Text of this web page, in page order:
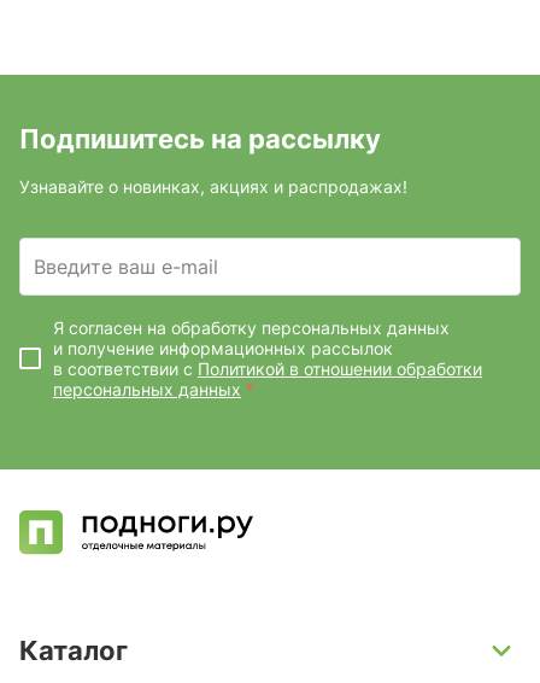
Подпишитесь на рассылку
Узнавайте о новинках, акциях и распродажах!
Введите ваш e-mail
Я согласен на обработку персональных данных
и получение информационных рассылок
в соответствии с Политикой в отношении обработки
персональных данных *
Каталог